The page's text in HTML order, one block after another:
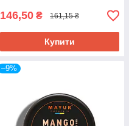
146,50 ₴ 161,15 ₴
Купити
–9%